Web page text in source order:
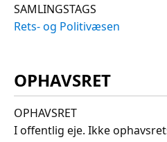
SAMLINGSTAGS
Rets- og Politivæsen
OPHAVSRET
OPHAVSRET
I offentlig eje. Ikke